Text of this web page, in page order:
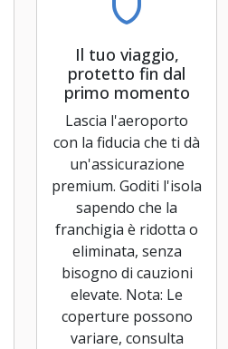
Il tuo viaggio,
protetto fin dal
primo momento
Lascia l'aeroporto
con la fiducia che ti dà
un'assicurazione
premium. Goditi l'isola
sapendo che la
franchigia è ridotta o
eliminata, senza
bisogno di cauzioni
elevate. Nota: Le
coperture possono
variare, consulta